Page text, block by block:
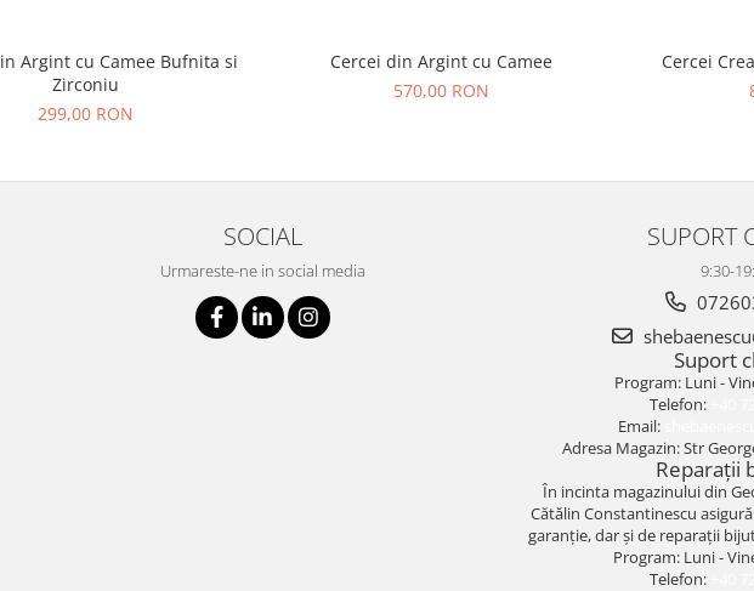
Argint cu Camee Bufnita si
Zirconiu
299,00 RON
Cercei din Argint cu Camee
570,00 RON
Cercei
SOCIAL
Urmareste-ne in social media
SUPORT
9:30-
Suport
Program: Luni -
Telefon:
Email:
Adresa Magazin: Str
Reparații
În incinta magazinului din
Cătălin Constantinescu
garanție, dar și de reparații
Program: Luni -
Telefon: